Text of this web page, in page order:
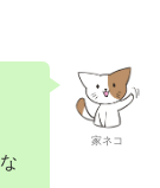
家ネコ